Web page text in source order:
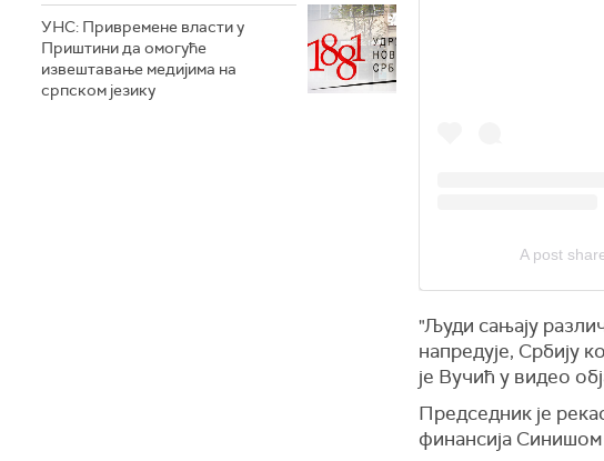
УНС: Привремене власти у
Приштини да омогуће
извештавање медијима на
српском језику
A post
"Људи сањају
напредује, Србију
је Вучић у видео
Председник је
финансија